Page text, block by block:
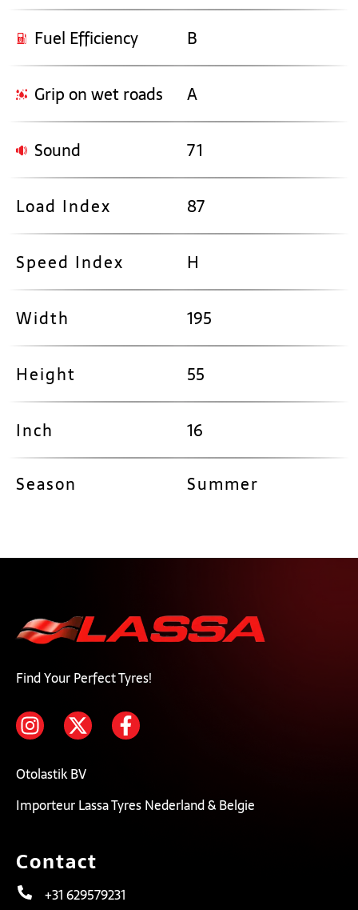
Fuel Efficiency B
Grip on wet roads A
Sound 71
Load Index 87
Speed Index H
Width 195
Height 55
Inch 16
Season Summer
Find Your Perfect Tyres!
Otolastik BV
Importeur Lassa Tyres Nederland & Belgie
Contact
+31 629579231